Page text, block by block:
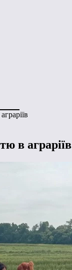
в аграріїв